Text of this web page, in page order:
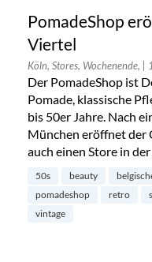
PomadeShop
Viertel
Köln, Stores, Wochenende,
Der PomadeShop ist
Pomade, klassische
bis 50er Jahre. Nach
München eröffnet der
auch einen Store in
50s beauty
pomadeshop
retro
vintage